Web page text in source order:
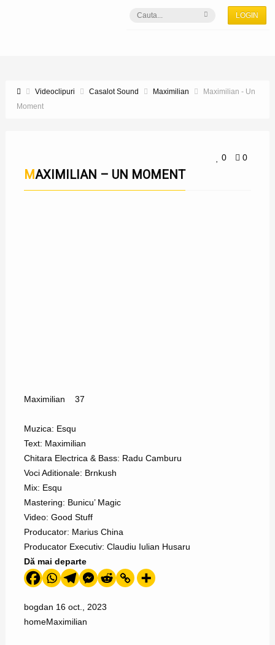
LOGIN
Videoclipuri Casalot Sound Maximilian
Maximilian - Un
Moment
0 0
MAXIMILIAN – UN MOMENT
Maximilian 37
Muzica: Esqu
Text: Maximilian
Chitara Electrica & Bass: Radu Camburu
Voci Aditionale: Brnkush
Mix: Esqu
Mastering: Bunicu’ Magic
Video: Good Stuff
Producator: Marius China
Producator Executiv: Claudiu Iulian Husaru
Dă mai departe
bogdan 16 oct., 2023
homeMaximilian